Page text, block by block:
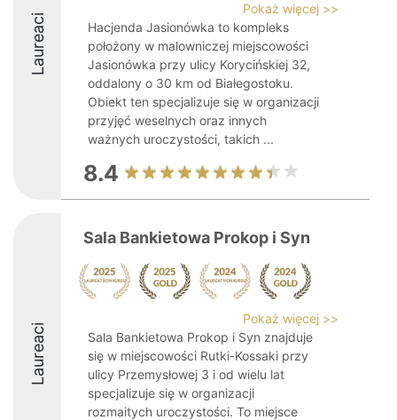
Laureaci
Pokaż więcej >>
Hacjenda Jasionówka to kompleks
położony w malowniczej miejscowości
Jasionówka przy ulicy Korycińskiej 32,
oddalony o 30 km od Białegostoku.
Obiekt ten specjalizuje się w organizacji
przyjęć weselnych oraz innych
ważnych uroczystości, takich ...
8.4
Laureaci
Sala Bankietowa Prokop i Syn
Pokaż więcej >>
Sala Bankietowa Prokop i Syn znajduje
się w miejscowości Rutki-Kossaki przy
ulicy Przemysłowej 3 i od wielu lat
specjalizuje się w organizacji
rozmaitych uroczystości. To miejsce